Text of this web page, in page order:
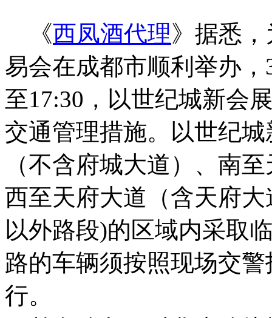
《西凤酒代理》据悉
易会在成都市顺利举办
至17:30，以世纪城新会
交通管理措施。以世纪
（不含府城大道）、南
西至天府大道（含天府
以外路段)的区域内采取
路的车辆须按照现场交
行。